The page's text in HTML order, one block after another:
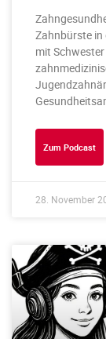
Zahnbürste in
mit
Zum Podcast
28. November